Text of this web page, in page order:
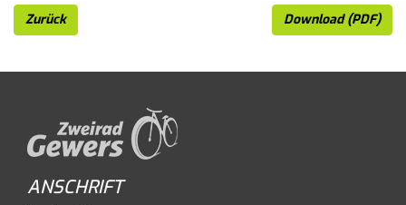
Zurück Download (PDF)
ANSCHRIFT